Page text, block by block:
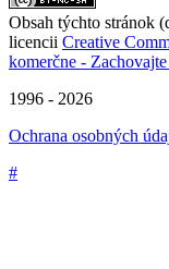
Obsah týchto stránok
licencii Creative
komerčne -
1996 - 2026
Ochrana osobných
#